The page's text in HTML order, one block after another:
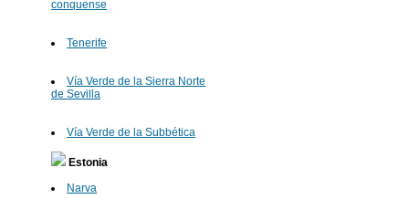
conquense
Tenerife
Vía Verde de la Sierra Norte
de Sevilla
Vía Verde de la Subbética
Estonia
Narva